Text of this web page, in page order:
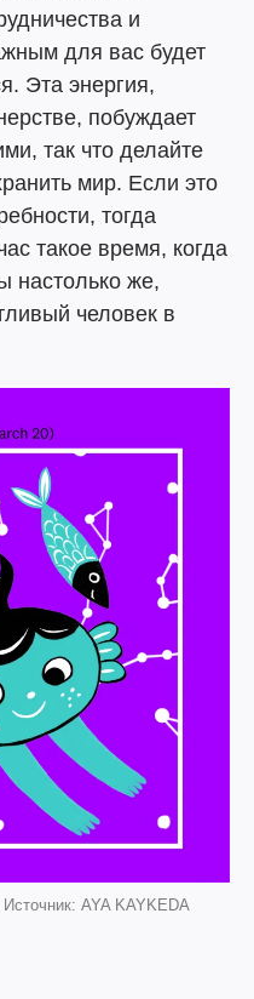
и
для вас будет
Эта энергия,
побуждает
так что делайте
мир. Если это
тогда
такое время, когда
настолько же,
человек в
AYA KAYKEDA